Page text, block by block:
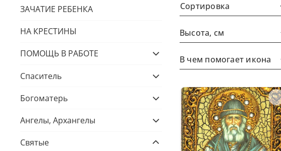
Сортировка
Высота, см
В чем помогает икона
ЗАЧАТИЕ РЕБЕНКА
НА КРЕСТИНЫ
ПОМОЩЬ В РАБОТЕ
Спаситель
Богоматерь
Ангелы, Архангелы
Святые